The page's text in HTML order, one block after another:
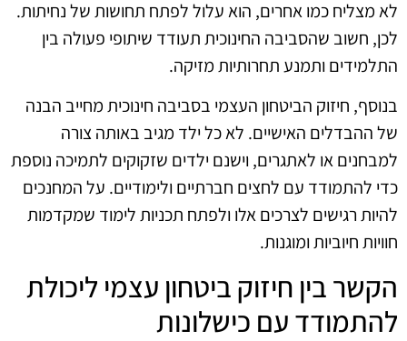
לא מצליח כמו אחרים, הוא עלול לפתח תחושות של נחיתות.
לכן, חשוב שהסביבה החינוכית תעודד שיתופי פעולה בין
התלמידים ותמנע תחרותיות מזיקה.
בנוסף, חיזוק הביטחון העצמי בסביבה חינוכית מחייב הבנה
של ההבדלים האישיים. לא כל ילד מגיב באותה צורה
למבחנים או לאתגרים, וישנם ילדים שזקוקים לתמיכה נוספת
כדי להתמודד עם לחצים חברתיים ולימודיים. על המחנכים
להיות רגישים לצרכים אלו ולפתח תכניות לימוד שמקדמות
חוויות חיוביות ומוגנות.
הקשר בין חיזוק ביטחון עצמי ליכולת
להתמודד עם כישלונות